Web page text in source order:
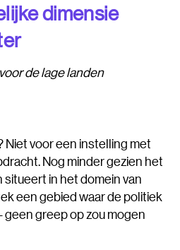
dimensie
de lage landen
Niet voor een instelling met
Nog minder gezien het
in het domein van
een gebied waar de politiek
greep op zou mogen